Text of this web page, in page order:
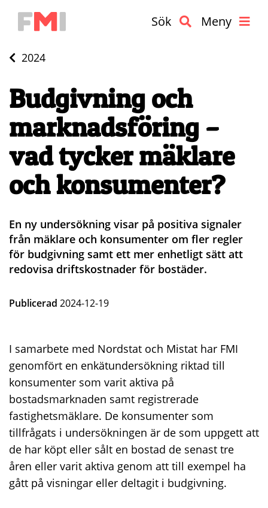
Sök Meny
2024
Budgivning och
marknadsföring –
vad tycker mäklare
och konsumenter?
En ny undersökning visar på positiva signaler
från mäklare och konsumenter om fler regler
för budgivning samt ett mer enhetligt sätt att
redovisa driftskostnader för bostäder.
Publicerad 2024-12-19
I samarbete med Nordstat och Mistat har FMI
genomfört en enkätundersökning riktad till
konsumenter som varit aktiva på
bostadsmarknaden samt registrerade
fastighetsmäklare. De konsumenter som
tillfrågats i undersökningen är de som uppgett att
de har köpt eller sålt en bostad de senast tre
åren eller varit aktiva genom att till exempel ha
gått på visningar eller deltagit i budgivning.